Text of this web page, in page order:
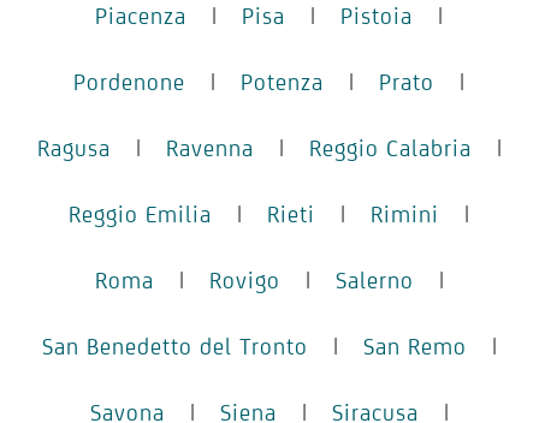
Piacenza | Pisa | Pistoia |
Pordenone | Potenza | Prato |
Ragusa | Ravenna | Reggio Calabria |
Reggio Emilia | Rieti | Rimini |
Roma | Rovigo | Salerno |
San Benedetto del Tronto | San Remo |
Savona | Siena | Siracusa |